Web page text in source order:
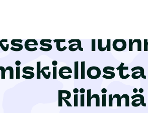
Data